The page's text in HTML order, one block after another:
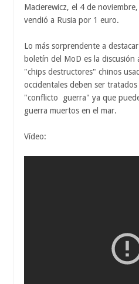
Macierewicz, el 4 de
vendió a Rusia por 1 euro.
Lo más sorprendente a
boletín del MoD es la discusión
"chips destructores" chinos
occidentales deben ser
"conflicto guerra" ya que
guerra muertos en el mar.
Vídeo: